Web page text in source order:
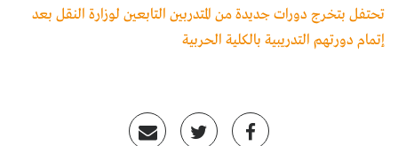
تحتفل بتخرج دورات جديدة من المتدربين التابعين لوزارة النقل بعد
إتمام دورتهم التدريبية بالكلية الحربية